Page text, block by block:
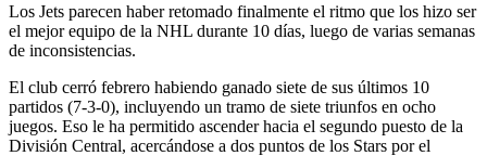
Los Jets parecen haber retomado finalmente el ritmo que los hizo ser
el mejor equipo de la NHL durante 10 días, luego de varias semanas
de inconsistencias.
El club cerró febrero habiendo ganado siete de sus últimos 10
partidos (7-3-0), incluyendo un tramo de siete triunfos en ocho
juegos. Eso le ha permitido ascender hacia el segundo puesto de la
División Central, acercándose a dos puntos de los Stars por el